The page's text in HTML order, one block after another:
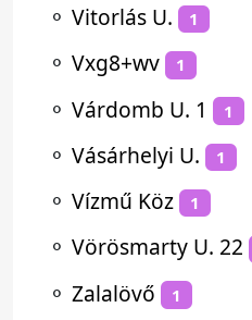
⚬ Vitorlás U. 1
⚬ Vxg8+wv 1
⚬ Várdomb U. 1 1
⚬ Vásárhelyi U. 1
⚬ Vízmű Köz 1
⚬ Vörösmarty U. 22
⚬ Zalalövő 1